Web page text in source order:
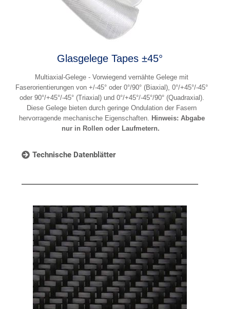
Glasgelege Tapes ±45°
Multiaxial-Gelege - Vorwiegend vernähte Gelege mit
Faserorientierungen von +/-45° oder 0°/90° (Biaxial), 0°/+45°/-45°
oder 90°/+45°/-45° (Triaxial) und 0°/+45°/-45°/90° (Quadraxial).
Diese Gelege bieten durch geringe Ondulation der Fasern
hervorragende mechanische Eigenschaften.
Hinweis: Abgabe
nur in Rollen oder Laufmetern.
Technische Datenblätter